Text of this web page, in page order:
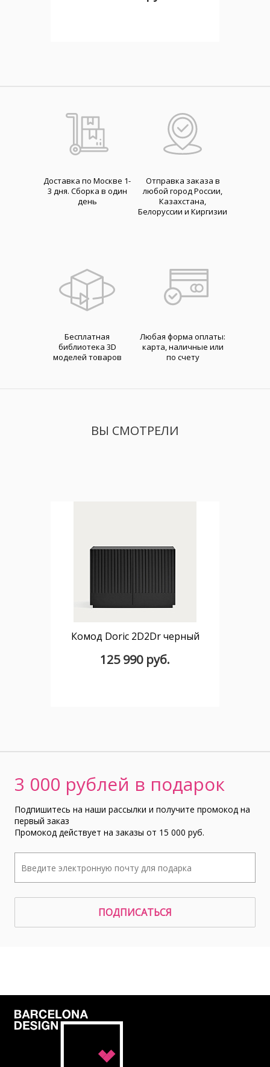
Доставка по Москве 1-
3 дня. Cборка в один
день
Отправка заказа в
любой город России,
Казахстана,
Белоруссии и Киргизии
Бесплатная
библиотека 3D
моделей товаров
Любая форма оплаты:
карта, наличные или
по счету
ВЫ СМОТРЕЛИ
Комод Doric 2D2Dr черный
125 990 руб.
3 000 рублей в подарок
Подпишитесь на наши рассылки и получите промокод на
первый заказ
Промокод действует на заказы от 15 000 руб.
ПОДПИСАТЬСЯ